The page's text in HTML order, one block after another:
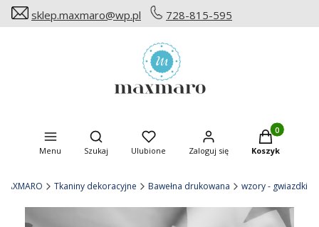
sklep.maxmaro@wp.pl 728-815-595
Menu
Otwórz wyszukiwarkę
Szukaj Ulubione Zaloguj się
Produkty w
Koszyk
MAXMARO Tkaniny dekoracyjne Bawełna drukowana wzory - gwiazdki